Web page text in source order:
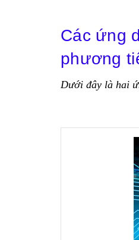
Các ứng
phương
Dưới đây là hai